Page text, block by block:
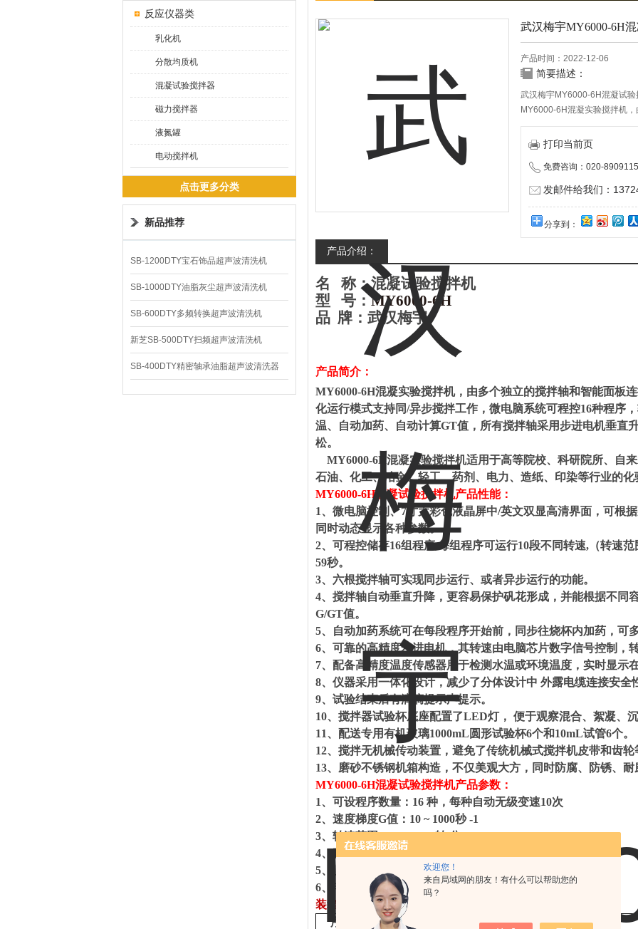
欢迎您！
来自局域网的朋友！有什么可以帮助您的
吗？
反应仪器类
乳化机
分散均质机
混凝试验搅拌器
磁力搅拌器
液氮罐
电动搅拌机
点击更多分类
新品推荐
SB-1200DTY宝石饰品超声波清洗机
SB-1000DTY油脂灰尘超声波清洗机
SB-600DTY多频转换超声波清洗机
新芝SB-500DTY扫频超声波清洗机
SB-400DTY精密轴承油脂超声波清洗器
武汉梅宇MY6000-6H
产品时间：2022-12-06
简要描述：
武汉梅宇MY6000-6H混凝试验
MY6000-6H混凝实验搅拌机
易，操作简单，多样化运行模
序，转速可控于10~1100转/
打印当前页
免费咨询：020-
发邮件给我们：
分享到：
产品介绍：
名 称：混凝试验搅拌机
型
号：MY6000-6H
品 牌 ： 武汉梅宇
产品简介：
MY6000-6H混凝实验搅拌机，由多个独立的搅拌轴和智能面板
化运行模式支持同/异步搅拌工作，微电脑系统可程控16种程序
温、自动加药、自动计算GT值，所有搅拌轴采用步进电机垂直
松。
MY6000-6H混凝实验搅拌机适用于高等院校、科研院所、自
石油、化工、冶金、轻工、药剂、电力、造纸、印染等行业的化
MY6000-6H混凝试验搅拌机产品性能：
1、微电脑控制、7寸大彩色液晶屏中/英文双显高清界面，可根
同时动态显示各种参数。
2、可程控储存16组程序,每组程序可运行10段不同转速,（转速
59秒。
3、六根搅拌轴可实现同步运行、或者异步运行的功能。
4、搅拌轴自动垂直升降，更容易保护矾花形成，并能根据不同
G/GT值。
5、自动加药系统可在每段程序开始前，同步往烧杯内加药，可
6、可靠的高精度步进电机，其转速由电脑芯片数字信号控制，
7、配备高精度温度传感器用于检测水温或环境温度，实时显示在
8、仪器采用一体化设计，减少了分体设计中 外露电缆连接安全
9、试验结束后有滴滴提示声提示。
10、搅拌器试验杯底座配置了LED灯， 便于观察混合、絮凝、沉
11、配送专用有机玻璃1000mL圆形试验杯6个和10mL试管6个。
12、搅拌无机械传动装置，避免了传统机械式搅拌机皮带和齿轮
13、磨砂不锈钢机箱构造，不仅美观大方，同时防腐、防锈、耐
MY6000-6H混凝试验搅拌机产品参数：
1、可设程序数量：16 种，每种自动无级变速10次
2、速度梯度G值：10 ~ 1000秒 -1
3、转速范围：10 ~ 1100转/分 ± 0.01%
4、时间范围：0 ~ 99分59秒 x10 ±0.01秒
5、测温范围：0 ~ 50℃ ±0.1℃
6、电压：~ 220V ±5%
装箱清单：
序
配置名称